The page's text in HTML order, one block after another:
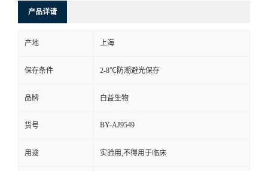
产品详请
产地 上海
保存条件 2-8℃防潮避光保存
品牌 白益生物
货号 BY-AJ9549
用途 实验用,不得用于临床